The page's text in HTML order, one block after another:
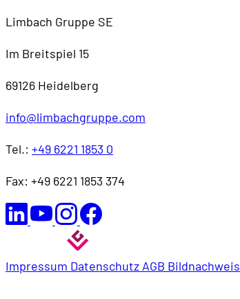
Limbach Gruppe SE
Im Breitspiel 15
69126 Heidelberg
info@limbachgruppe.com
Tel.: +49 6221 1853 0
Fax: +49 6221 1853 374
Impressum Datenschutz AGB Bildnachweis